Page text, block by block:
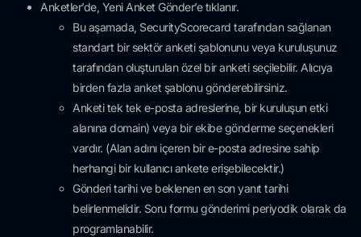
Anketler’de, Yeni Anket Gönder’e tıklanır.
Bu aşamada, SecurityScorecard tarafından sağlanan
standart bir sektör anketi şablonunu veya kuruluşunuz
tarafından oluşturulan özel bir anketi seçilebilir. Alıcıya
birden fazla anket şablonu gönderebilirsiniz.
Anketi tek tek e-posta adreslerine, bir kuruluşun etki
alanına domain) veya bir ekibe gönderme seçenekleri
vardır. (Alan adını içeren bir e-posta adresine sahip
herhangi bir kullanıcı ankete erişebilecektir.)
Gönderi tarihi ve beklenen en son yanıt tarihi
belirlenmelidir. Soru formu gönderimi periyodik olarak da
programlanabilir.